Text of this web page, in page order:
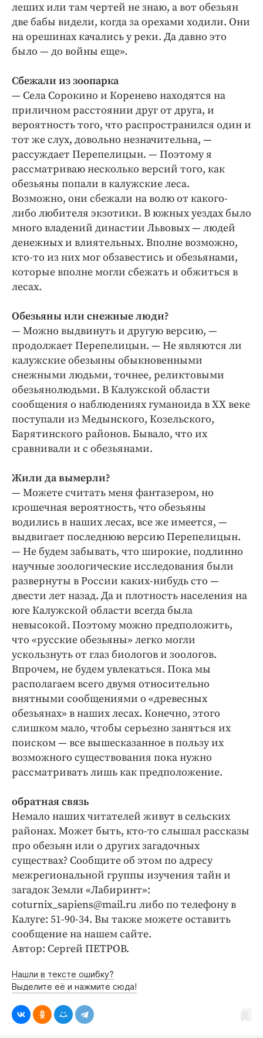
леших или там чертей не знаю, а вот обезьян
две бабы видели, когда за орехами ходили. Они
на орешинах качались у реки. Да давно это
было — до войны еще».
Сбежали из зоопарка
— Села Сорокино и Коренево находятся на
приличном расстоянии друг от друга, и
вероятность того, что распространился один и
тот же слух, довольно незначительна, —
рассуждает Перепелицын. — Поэтому я
рассматриваю несколько версий того, как
обезьяны попали в калужские леса.
Возможно, они сбежали на волю от какого-
либо любителя экзотики. В южных уездах было
много владений династии Львовых — людей
денежных и влиятельных. Вполне возможно,
кто-то из них мог обзавестись и обезьянами,
которые вполне могли сбежать и обжиться в
лесах.
Обезьяны или снежные люди?
— Можно выдвинуть и другую версию, —
продолжает Перепелицын. — Не являются ли
калужские обезьяны обыкновенными
снежными людьми, точнее, реликтовыми
обезьянолюдьми. В Калужской области
сообщения о наблюдениях гуманоида в ХХ веке
поступали из Медынского, Козельского,
Барятинского районов. Бывало, что их
сравнивали и с обезьянами.
Жили да вымерли?
— Можете считать меня фантазером, но
крошечная вероятность, что обезьяны
водились в наших лесах, все же имеется, —
выдвигает последнюю версию Перепелицын.
— Не будем забывать, что широкие, подлинно
научные зоологические исследования были
развернуты в России каких-нибудь сто —
двести лет назад. Да и плотность населения на
юге Калужской области всегда была
невысокой. Поэтому можно предположить,
что «русские обезьяны» легко могли
ускользнуть от глаз биологов и зоологов.
Впрочем, не будем увлекаться. Пока мы
располагаем всего двумя относительно
внятными сообщениями о «древесных
обезьянах» в наших лесах. Конечно, этого
слишком мало, чтобы серьезно заняться их
поиском — все вышесказанное в пользу их
возможного существования пока нужно
рассматривать лишь как предположение.
обратная связь
Немало наших читателей живут в сельских
районах. Может быть, кто-то слышал рассказы
про обезьян или о других загадочных
существах? Сообщите об этом по адресу
межрегиональной группы изучения тайн и
загадок Земли «Лабиринт»:
coturnix_sapiens@mail.ru либо по телефону в
Калуге: 51-90-34. Вы также можете оставить
сообщение на нашем сайте.
Автор: Сергей ПЕТРОВ.
Нашли в тексте ошибку?
Выделите её и нажмите сюда!